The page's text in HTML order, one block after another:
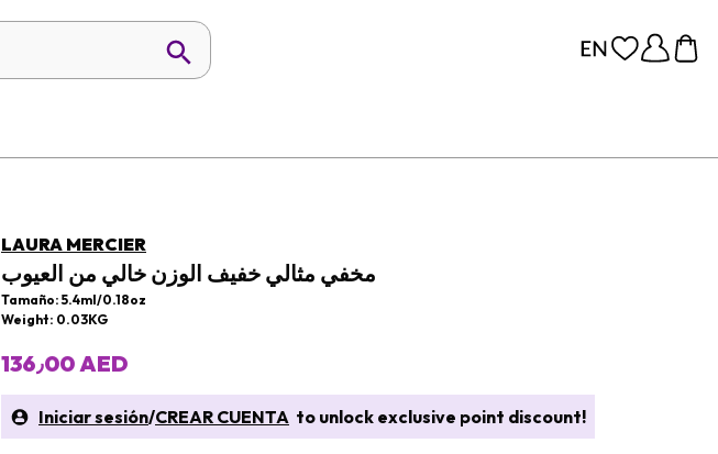
LAURA MERCIER
مخفي مثالي خفيف الوزن خالي من العيوب
Tamaño: 5.4ml/0.18oz
Weight: 0.03KG
136٫00 AED
Iniciar sesión/CREAR CUENTA to unlock exclusive point discount!